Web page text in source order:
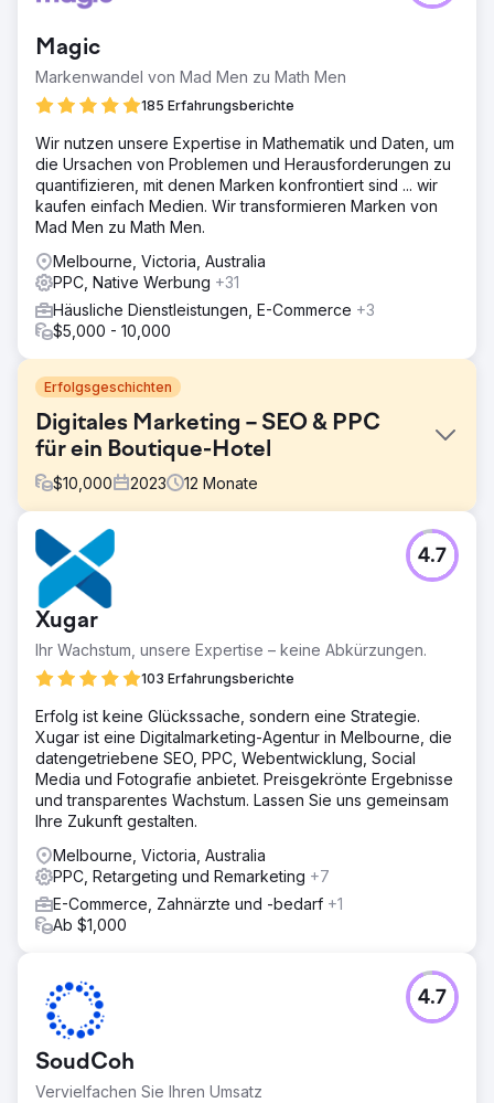
Magic
Markenwandel von Mad Men zu Math Men
185 Erfahrungsberichte
Wir nutzen unsere Expertise in Mathematik und Daten, um
die Ursachen von Problemen und Herausforderungen zu
quantifizieren, mit denen Marken konfrontiert sind ... wir
kaufen einfach Medien. Wir transformieren Marken von
Mad Men zu Math Men.
Melbourne, Victoria, Australia
PPC, Native Werbung +31
Häusliche Dienstleistungen, E-Commerce +3
$5,000 - 10,000
Erfolgsgeschichten
Digitales Marketing – SEO & PPC
für ein Boutique-Hotel
$10,000 2023 12 Monate
Herausforderung
Channers On Norfolk ist eine wunderschöne Boutique-
Unterkunft auf der Norfolkinsel. Sie suchten nach digitalen
Marketinglösungen, um ihre Markenbekanntheit zu
steigern, den organischen Traffic zu steigern, das
Keyword-Ranking zu verbessern und die
Leads/Buchungen für ihr Unternehmen zu steigern.
Wir haben eine ausführliche Keyword-Recherche
durchgeführt und 25 Keywords (mit
Navigationssuchabsicht) identifiziert, auf die sie sich
konzentrieren sollten, um ihren organischen Traffic und
damit die Buchungen zu steigern. Mithilfe ihrer
Zielschlüsselwörter haben wir die Website optimiert und
wichtige zugrunde liegende Probleme behoben.
Ergebnis
 Verbesserte organische Conversions/Buchungen um
über 1.110 % (erhöhte Conversions von 6 auf 73) pro
Keywords begannen 22 Keywords auf dem ersten Platz
zu ranken Seite von Google
Xugar
Ihr Wachstum, unsere Expertise – keine Abkürzungen.
103 Erfahrungsberichte
4.7
Erfolg ist keine Glückssache, sondern eine Strategie.
Xugar ist eine Digitalmarketing-Agentur in Melbourne, die
datengetriebene SEO, PPC, Webentwicklung, Social
Media und Fotografie anbietet. Preisgekrönte Ergebnisse
und transparentes Wachstum. Lassen Sie uns gemeinsam
Ihre Zukunft gestalten.
Melbourne, Victoria, Australia
PPC, Retargeting und Remarketing +7
E-Commerce, Zahnärzte und -bedarf +1
Ab $1,000
SoudCoh
Vervielfachen Sie Ihren Umsatz
4.7